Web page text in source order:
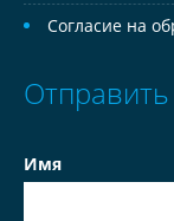
Согласие на
Имя